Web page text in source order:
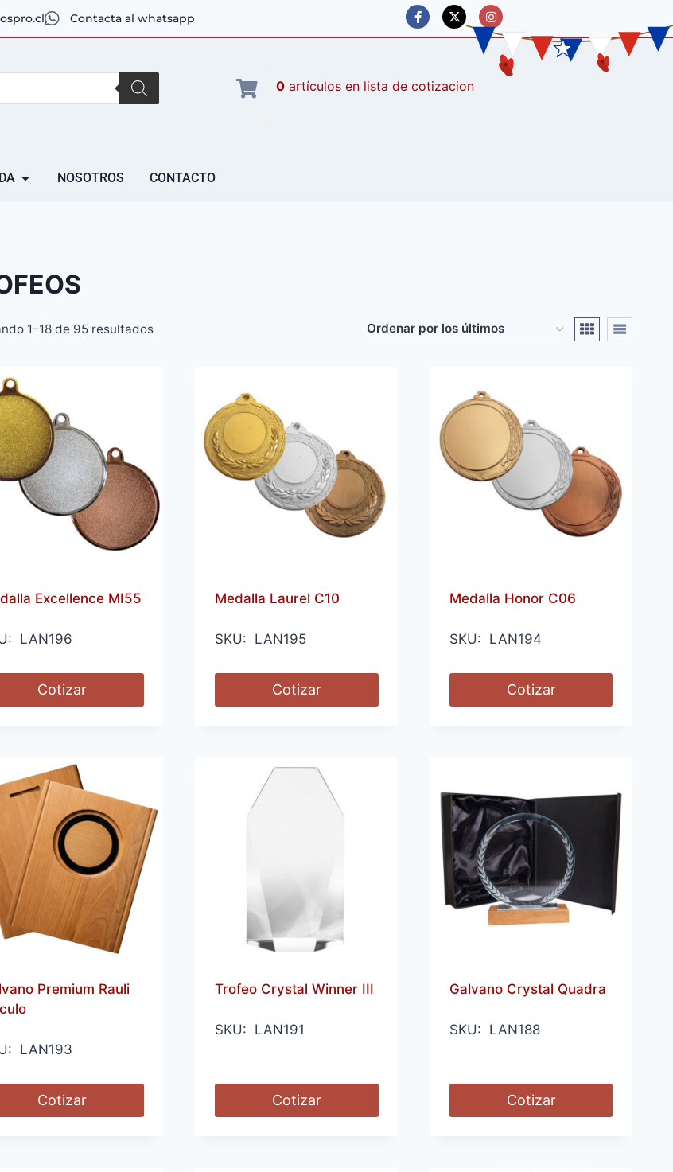
Contacta al whatsapp
0 artículos
NOSOTROS CONTACTO
1–18 de 95 resultados
Excellence MI55
LAN196
Cotizar
Medalla Laurel C10
SKU: LAN195
Cotizar
Medalla Honor C06
SKU: LAN194
Cotizar
Premium Rauli
LAN193
Cotizar
Trofeo Crystal Winner III
SKU: LAN191
Cotizar
Galvano Crystal Quadra
SKU: LAN188
Cotizar